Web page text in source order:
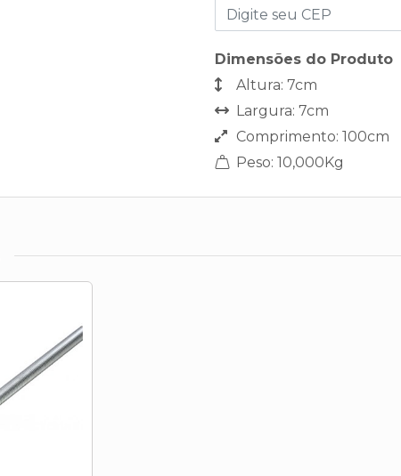
Dimensões do Produto
Altura: 7cm
Largura: 7cm
Comprimento: 100cm
Peso: 10,000Kg